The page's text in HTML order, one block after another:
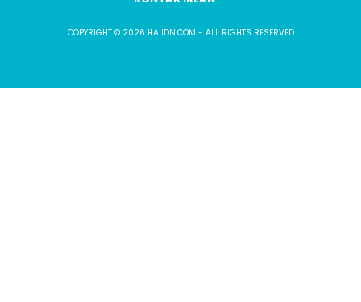
COPYRIGHT © 2026 HAIIDN.COM - ALL RIGHTS RESERVED